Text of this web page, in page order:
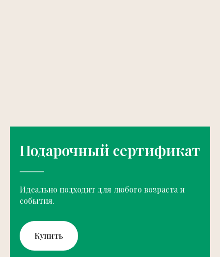
Подарочный сертификат
Идеально подходит для любого возраста и
события.
Купить